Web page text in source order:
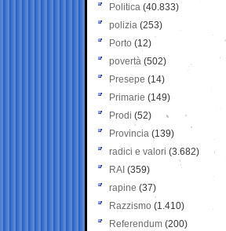
Politica (40.833)
polizia (253)
Porto (12)
povertà (502)
Presepe (14)
Primarie (149)
Prodi (52)
Provincia (139)
radici e valori (3.682)
RAI (359)
rapine (37)
Razzismo (1.410)
Referendum (200)